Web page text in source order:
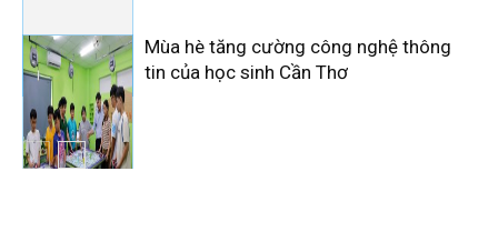
Mùa hè tăng cường công nghệ thông
tin của học sinh Cần Thơ